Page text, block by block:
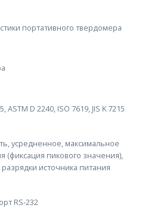
портативного твердомера
ASTM D 2240, ISO 7619, JIS K 7215
усредненное, максимальное
(фиксация пикового значения),
источника питания
RS-232